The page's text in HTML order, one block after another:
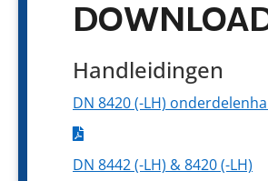
Handleidingen
DN 8420 (-LH)
DN 8442 (-LH) & 8420 (-LH)